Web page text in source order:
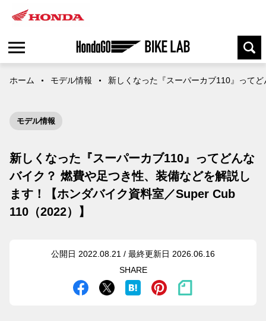
ホーム モデル情報 新しくなった『スーパーカブ110』って
モデル情報
新しくなった『スーパーカブ110』ってどんな
バイク？ 燃費や足つき性、装備などを解説し
ます！【ホンダバイク資料室／Super Cub
110（2022）】
公開日 2022.08.21 / 最終更新日 2026.06.16
SHARE